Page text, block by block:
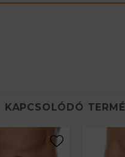
KAPCSOLÓDÓ